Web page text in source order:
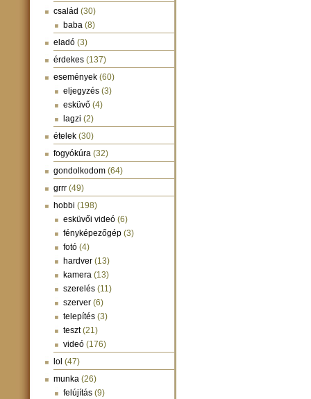
család (30)
baba (8)
eladó (3)
érdekes (137)
események (60)
eljegyzés (3)
esküvő (4)
lagzi (2)
ételek (30)
fogyókúra (32)
gondolkodom (64)
grrr (49)
hobbi (198)
esküvői videó (6)
fényképezőgép (3)
fotó (4)
hardver (13)
kamera (13)
szerelés (11)
szerver (6)
telepítés (3)
teszt(21)
videó (176)
lol (47)
munka (26)
felújítás (9)